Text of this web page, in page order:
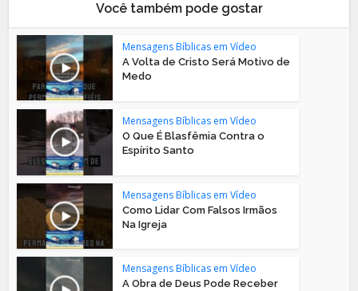
Você também pode gostar
Mensagens Bíblicas em Vídeo
A Volta de Cristo Será Motivo de
Medo
Mensagens Bíblicas em Vídeo
O Que É Blasfêmia Contra o
Espírito Santo
Mensagens Bíblicas em Vídeo
Como Lidar Com Falsos Irmãos
Na Igreja
Mensagens Bíblicas em Vídeo
A Obra de Deus Pode Receber